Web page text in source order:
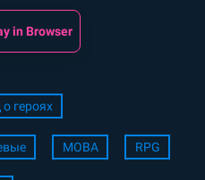
in Browser
о героях
MOBA RPG